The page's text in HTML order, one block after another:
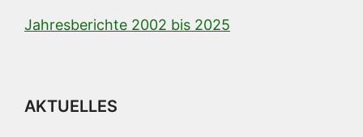
Jahresberichte 2002 bis 2025
AKTUELLES